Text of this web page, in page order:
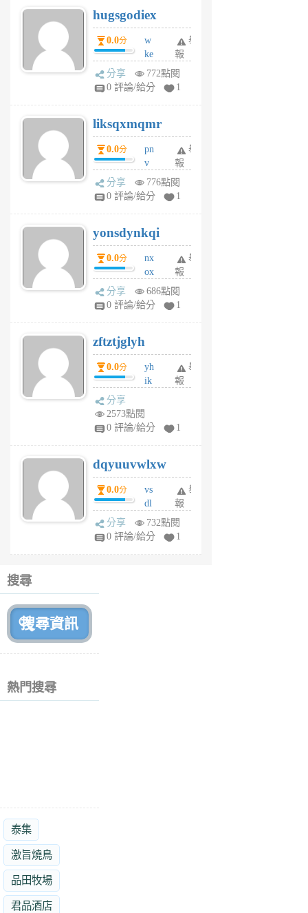
6
個
月
前
hugsgodiex
0.0分
w
ke
rv
pj
6
個
月
前
舉
報
分享
772點閱
0 評論/給分
1
liksqxmqmr
0.0分
pn
v
wt
sv
6
個
月
前
舉
報
分享
776點閱
0 評論/給分
1
yonsdynkqi
0.0分
nx
ox
rh
pe
月
前
舉
報
分享
686點閱
0 評論/給分
1
zftztjglyh
0.0分
yh
ik
tu
6
個
月
前
舉
報
分享
2573點閱
0 評論/給分
1
dqyuuvwlxw
0.0分
vs
dl
sq
fy
舉
報
分享
732點閱
0 評論/給分
1
搜尋
熱門搜尋
泰集
激旨燒鳥
品田牧場
君品酒店